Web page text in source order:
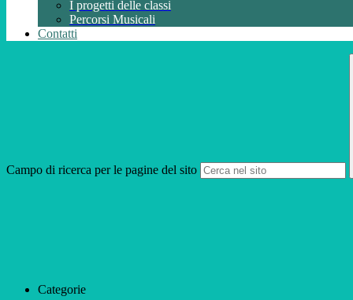
I progetti delle classi
Percorsi Musicali
Contatti
Campo di ricerca per le pagine del sito
Categorie